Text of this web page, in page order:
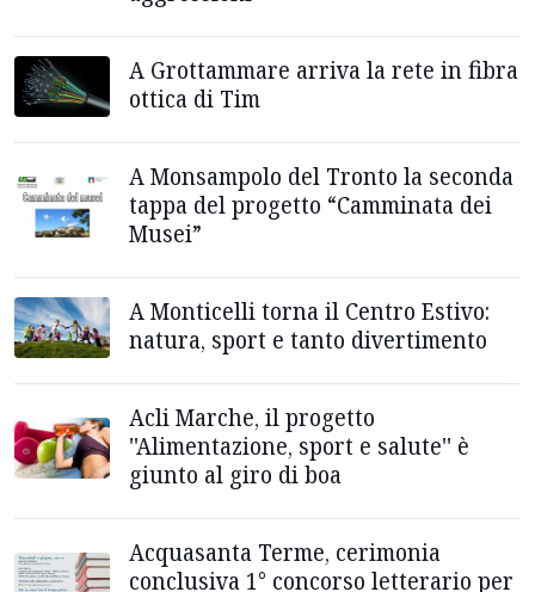
A Grottammare arriva la rete in fibra
ottica di Tim
A Monsampolo del Tronto la seconda
tappa del progetto “Camminata dei
Musei”
A Monticelli torna il Centro Estivo:
natura, sport e tanto divertimento
Acli Marche, il progetto
''Alimentazione, sport e salute'' è
giunto al giro di boa
Acquasanta Terme, cerimonia
conclusiva 1° concorso letterario per